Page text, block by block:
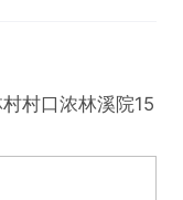
村口浓林溪院15